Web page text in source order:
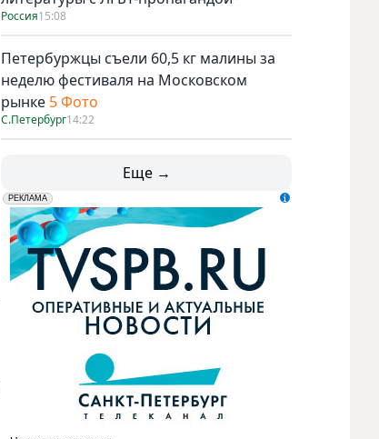
Россия15:08
Петербуржцы съели 60,5 кг малины за
неделю фестиваля на Московском
рынке 5 Фото
С.Петербург14:22
Еще →
erid: LdtCK5udn
РЕКЛАМА
АО "ГАТР", ИНН: 7841320717